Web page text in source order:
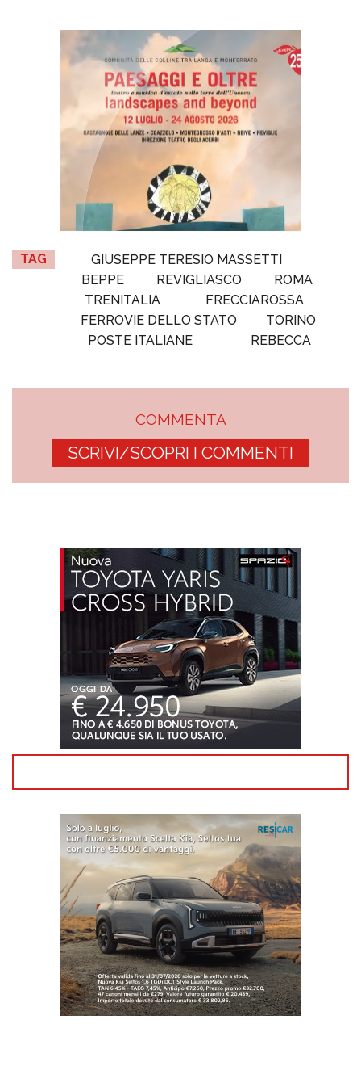
TAG
GIUSEPPE TERESIO MASSETTI
BEPPE
REVIGLIASCO
ROMA
TRENITALIA
FRECCIAROSSA
FERROVIE DELLO STATO
TORINO
POSTE ITALIANE
REBECCA
COMMENTA
SCRIVI/SCOPRI I COMMENTI